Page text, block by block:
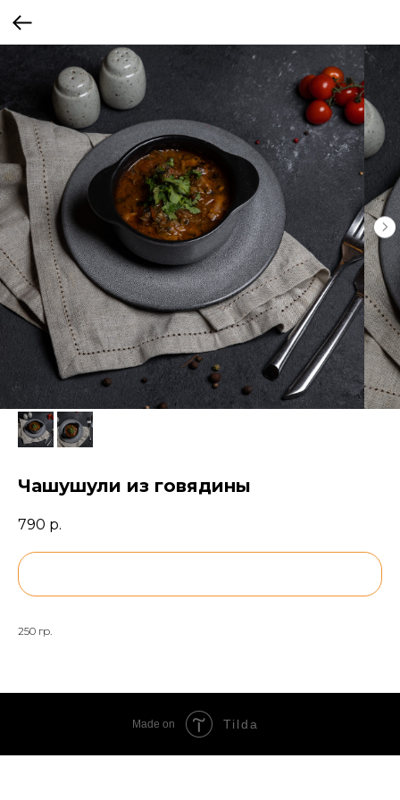
Чашушули из говядины
790 р.
250 гр.
Made on Tilda